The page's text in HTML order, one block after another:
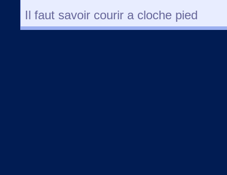
Il faut savoir courir a cloche pied